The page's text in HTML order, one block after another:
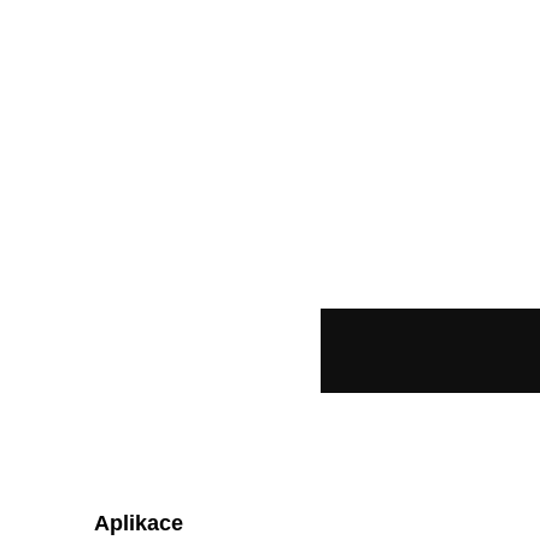
Aplikace